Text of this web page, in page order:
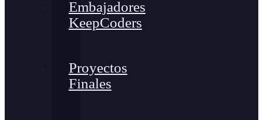
Embajadores
KeepCoders
Proyectos
Finales